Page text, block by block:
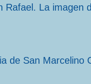
Rafael. La imagen
de San Marcelino